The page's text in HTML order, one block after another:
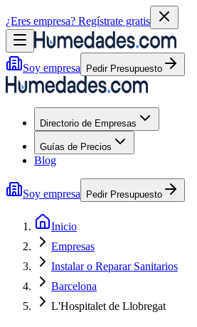
¿Eres empresa? Regístrate gratis
Soy empresa Pedir Presupuesto
Directorio de Empresas
Guías de Precios
Blog
Soy empresa Pedir Presupuesto
Inicio
Empresas
Instalar o Reparar Sanitarios
Barcelona
L'Hospitalet de Llobregat